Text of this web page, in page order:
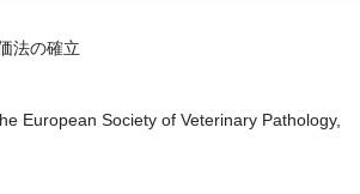
法の確立
European Society of Veterinary Pathology,